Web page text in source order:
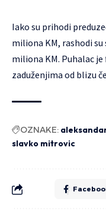
Iako su prihodi
miliona KM, rashodi su
miliona KM. Puhalac
zaduženjima od blizu
OZNAKE:
slavko mitrovic